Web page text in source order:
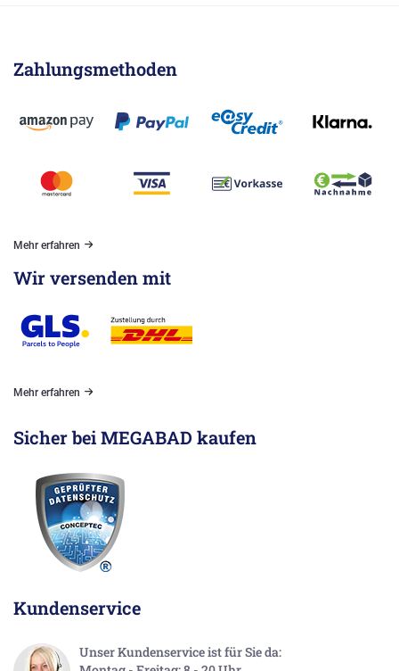
Zahlungsmethoden
Mehr erfahren
Wir versenden mit
Mehr erfahren
Sicher bei MEGABAD kaufen
Kundenservice
Unser Kundenservice ist für Sie da: